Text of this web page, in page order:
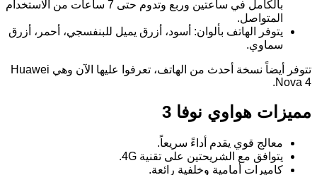
بالكامل في ساعتين وربع وتدوم حتى 7 ساعات من الاستخدام
المتواصل.
يتوفر الهاتف بألوان: أسود، أزرق يميل للبنفسجي، أحمر، أزرق
سماوي.
تتوفر أيضاً نسخة أحدث من الهاتف، تعرفوا عليها الآن وهي Huawei
Nova 4.
مميزات هواوي نوفا 3
معالج قوي يقدم أداءً سريعاً.
يتوافق مع الشريحتين على تقنية 4G.
كاميرات أمامية وخلفية رائعة.